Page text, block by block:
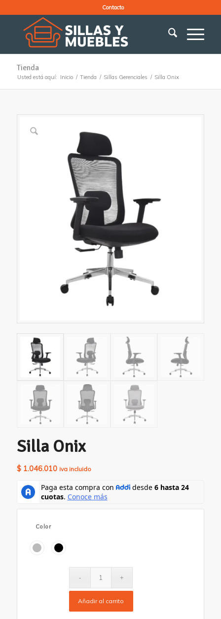
Contacto
Tienda
Usted está aquí: Inicio / Tienda / Sillas Gerenciales / Silla Onix
Silla Onix
$1.046.010 iva incluido
Color
Añadir al carrito